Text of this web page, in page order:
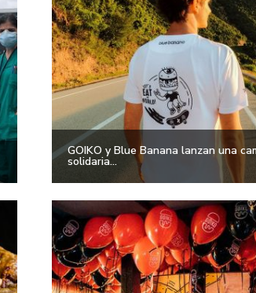
GOIKO y Blue Banana lanzan una
solidaria...